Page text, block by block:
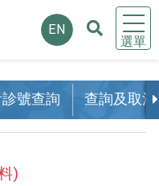
選單
EN
號查詢 查詢及取消
)